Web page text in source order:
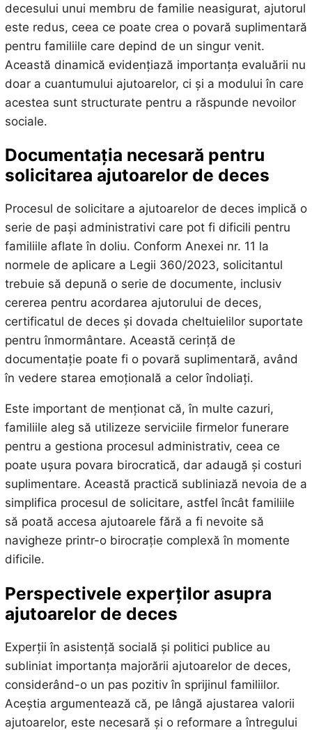
decesului unui membru de familie neasigurat, ajutorul
este redus, ceea ce poate crea o povară suplimentară
pentru familiile care depind de un singur venit.
Această dinamică evidențiază importanța evaluării nu
doar a cuantumului ajutoarelor, ci și a modului în care
acestea sunt structurate pentru a răspunde nevoilor
sociale.
Documentația necesară pentru
solicitarea ajutoarelor de deces
Procesul de solicitare a ajutoarelor de deces implică o
serie de pași administrativi care pot fi dificili pentru
familiile aflate în doliu. Conform Anexei nr. 11 la
normele de aplicare a Legii 360/2023, solicitantul
trebuie să depună o serie de documente, inclusiv
cererea pentru acordarea ajutorului de deces,
certificatul de deces și dovada cheltuielilor suportate
pentru înmormântare. Această cerință de
documentație poate fi o povară suplimentară, având
în vedere starea emoțională a celor îndoliați.
Este important de menționat că, în multe cazuri,
familiile aleg să utilizeze serviciile firmelor funerare
pentru a gestiona procesul administrativ, ceea ce
poate ușura povara birocratică, dar adaugă și costuri
suplimentare. Această practică subliniază nevoia de a
simplifica procesul de solicitare, astfel încât familiile
să poată accesa ajutoarele fără a fi nevoite să
navigheze printr-o birocrație complexă în momente
dificile.
Perspectivele experților asupra
ajutoarelor de deces
Experții în asistență socială și politici publice au
subliniat importanța majorării ajutoarelor de deces,
considerând-o un pas pozitiv în sprijinul familiilor.
Aceștia argumentează că, pe lângă ajustarea valorii
ajutoarelor, este necesară și o reformare a întregului